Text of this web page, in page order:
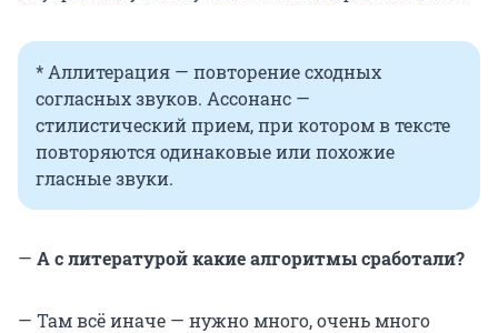
* Аллитерация — повторение сходных
согласных звуков. Ассонанс —
стилистический прием, при котором в тексте
повторяются одинаковые или похожие
гласные звуки.
— А с литературой какие алгоритмы сработали?
— Там всё иначе — нужно много, очень много